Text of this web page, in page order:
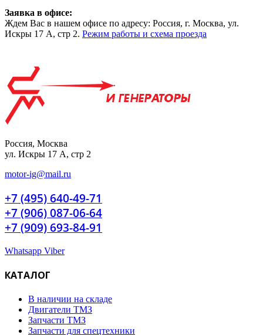
Заявка в офисе:
Ждем Вас в нашем офисе по адресу: Россия, г. Москва, ул.
Искры 17 А, стр 2. Режим работы и схема проезда
Россия, Москва
ул. Искры 17 А, стр 2
motor-ig@mail.ru
+7 (495) 640-49-71
+7 (906) 087-06-64
+7 (909) 693-84-91
Whatsapp Viber
КАТАЛОГ
В наличии на складе
Двигатели ТМЗ
Запчасти ТМЗ
Запчасти для спецтехники